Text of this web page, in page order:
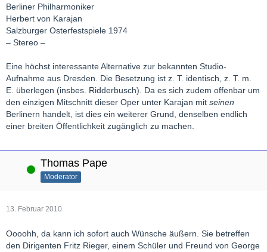
Berliner Philharmoniker
Herbert von Karajan
Salzburger Osterfestspiele 1974
– Stereo –
Eine höchst interessante Alternative zur bekannten Studio-
Aufnahme aus Dresden. Die Besetzung ist z. T. identisch, z. T. m.
E. überlegen (insbes. Ridderbusch). Da es sich zudem offenbar um
den einzigen Mitschnitt dieser Oper unter Karajan mit seinen
Berlinern handelt, ist dies ein weiterer Grund, denselben endlich
einer breiten Öffentlichkeit zugänglich zu machen.
Online Thomas Pape
Moderator
13. Februar 2010
Oooohh, da kann ich sofort auch Wünsche äußern. Sie betreffen
den Dirigenten Fritz Rieger, einem Schüler und Freund von George